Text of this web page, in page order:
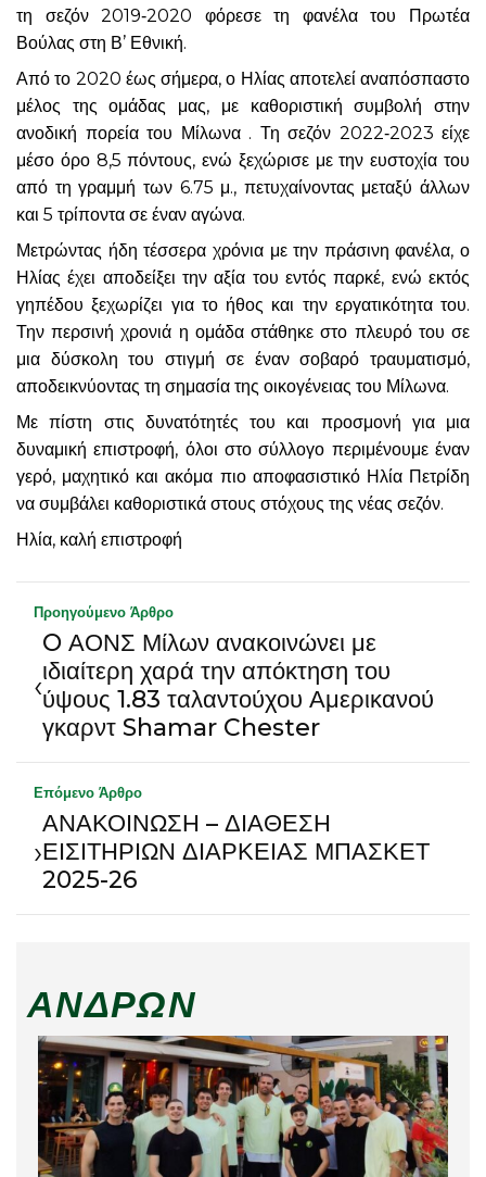
τη σεζόν 2019‑2020 φόρεσε τη φανέλα του Πρωτέα
Βούλας στη Β’ Εθνική.
Από το 2020 έως σήμερα, ο Ηλίας αποτελεί αναπόσπαστο
μέλος της ομάδας μας, με καθοριστική συμβολή στην
ανοδική πορεία του Μίλωνα . Τη σεζόν 2022‑2023 είχε
μέσο όρο 8,5 πόντους, ενώ ξεχώρισε με την ευστοχία του
από τη γραμμή των 6.75 μ., πετυχαίνοντας μεταξύ άλλων
και 5 τρίποντα σε έναν αγώνα.
Μετρώντας ήδη τέσσερα χρόνια με την πράσινη φανέλα, ο
Ηλίας έχει αποδείξει την αξία του εντός παρκέ, ενώ εκτός
γηπέδου ξεχωρίζει για το ήθος και την εργατικότητα του.
Την περσινή χρονιά η ομάδα στάθηκε στο πλευρό του σε
μια δύσκολη του στιγμή σε έναν σοβαρό τραυματισμό,
αποδεικνύοντας τη σημασία της οικογένειας του Μίλωνα.
Με πίστη στις δυνατότητές του και προσμονή για μια
δυναμική επιστροφή, όλοι στο σύλλογο περιμένουμε έναν
γερό, μαχητικό και ακόμα πιο αποφασιστικό Ηλία Πετρίδη
να συμβάλει καθοριστικά στους στόχους της νέας σεζόν.
Ηλία, καλή επιστροφή
Προηγούμενο Άρθρο
‹
O ΑΟΝΣ Μίλων ανακοινώνει με
ιδιαίτερη χαρά την απόκτηση του
ύψους 1.83 ταλαντούχου Αμερικανού
γκαρντ Shamar Chester
Επόμενο Άρθρο
›
ΑΝΑΚΟΙΝΩΣΗ – ΔΙΑΘΕΣΗ
ΕΙΣΙΤΗΡΙΩΝ ΔΙΑΡΚΕΙΑΣ ΜΠΑΣΚΕΤ
2025-26
ΑΝΔΡΏΝ